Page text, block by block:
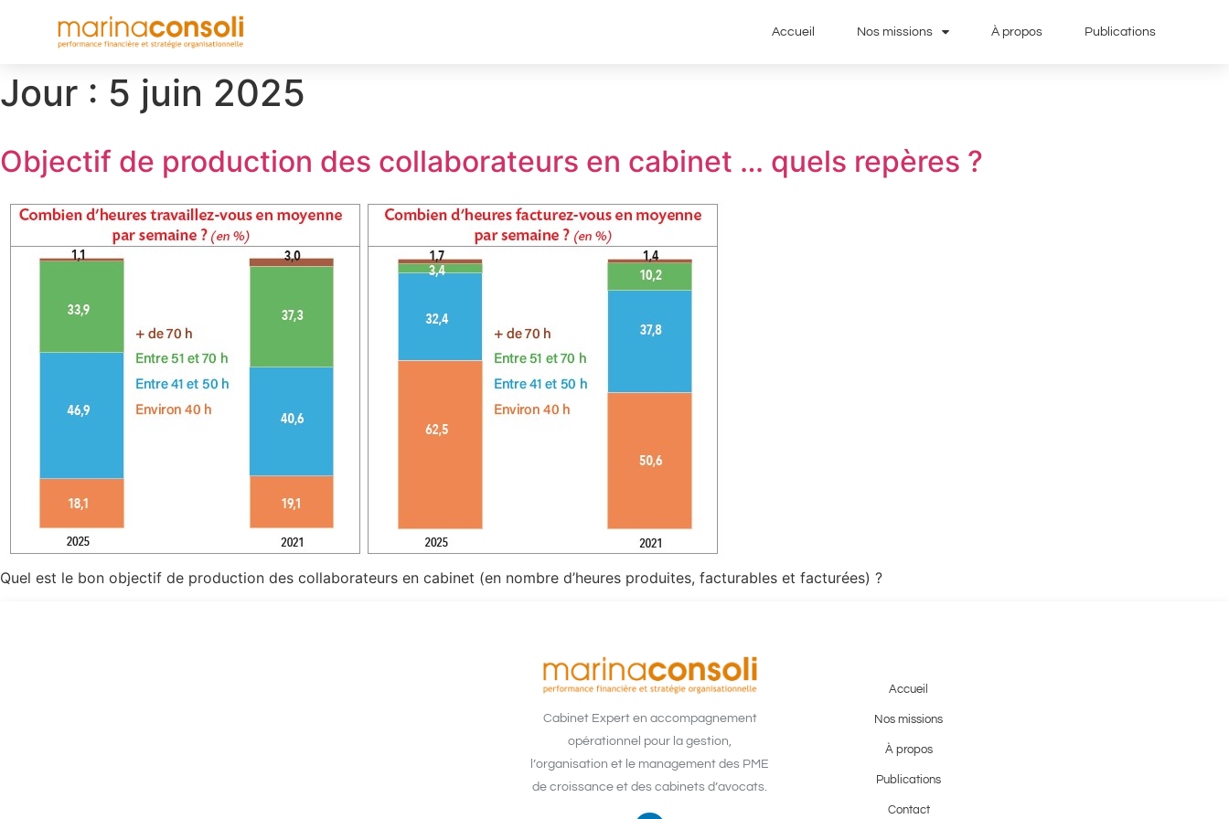
Accueil Nos missions À propos Publications
Jour : 5 juin 2025
Objectif de production des collaborateurs en cabinet … quels repères ?
Quel est le bon objectif de production des collaborateurs en cabinet (en nombre d’heures produites, facturables et facturées) ?
Cabinet Expert en accompagnement
opérationnel pour la gestion,
l’organisation et le management des PME
de croissance et des cabinets d’avocats.
Accueil
Nos missions
À propos
Publications
Contact